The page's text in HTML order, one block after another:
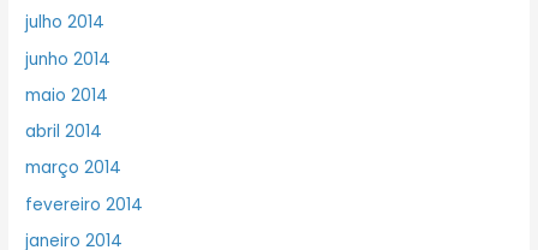
julho 2014
junho 2014
maio 2014
abril 2014
março 2014
fevereiro 2014
janeiro 2014